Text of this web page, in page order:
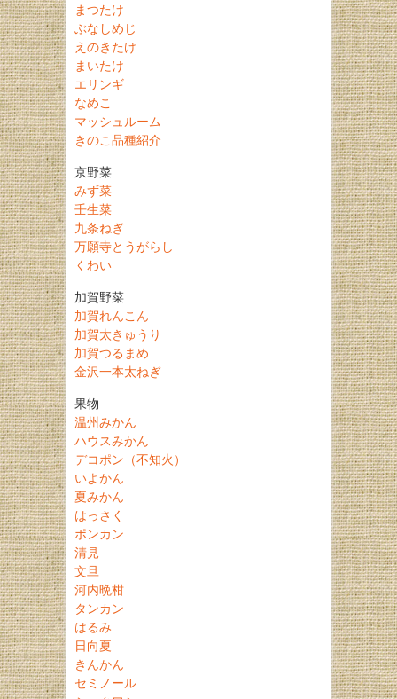
まつたけ
ぶなしめじ
えのきたけ
まいたけ
エリンギ
なめこ
マッシュルーム
きのこ品種紹介
京野菜
みず菜
壬生菜
九条ねぎ
万願寺とうがらし
くわい
加賀野菜
加賀れんこん
加賀太きゅうり
加賀つるまめ
金沢一本太ねぎ
果物
温州みかん
ハウスみかん
デコポン（不知火）
いよかん
夏みかん
はっさく
ポンカン
清見
文旦
河内晩柑
タンカン
はるみ
日向夏
きんかん
セミノール